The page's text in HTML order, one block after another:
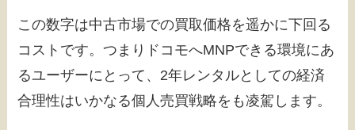
この数字は中古市場での買取価格を遥かに下回る
コストです。つまりドコモへMNPできる環境にあ
るユーザーにとって、2年レンタルとしての経済
合理性はいかなる個人売買戦略をも凌駕します。